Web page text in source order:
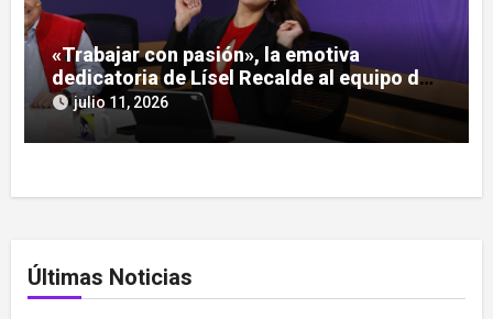
«Trabajar con pasión», la emotiva
dedicatoria de Lísel Recalde al equipo de
América Paraguay
julio 11, 2026
Últimas Noticias